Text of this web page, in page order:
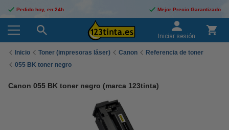
Pedido hoy, en 24h Mejor Precio Garantizado
Iniciar sesión
Inicio Toner (impresoras láser) Canon
Referencia de toner
055 BK toner negro
Canon 055 BK toner negro (marca 123tinta)